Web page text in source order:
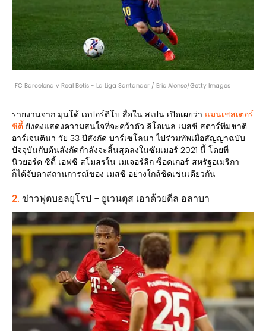
FC Barcelona v Real Betis - La Liga Santander / Eric Alonso/Getty Images
รายงานจาก มุนโด้ เดปอร์ติโบ สื่อใน สเปน เปิดเผยว่า แมนเชสเตอร์
ซิตี้ ยังคงแสดงความสนใจที่จะคว้าตัว ลิโอเนล เมสซี สตาร์ทีมชาติ
อาร์เจนตินา วัย 33 ปีสังกัด บาร์เซโลนา ไปร่วมทัพเมื่อสัญญาฉบับ
ปัจจุบันกับต้นสังกัดกำลังจะสิ้นสุดลงในซัมเมอร์ 2021 นี้ โดยที่
นิวยอร์ค ซิตี้ เอฟซี สโมสรใน เมเจอร์ลีก ซ็อคเกอร์ สหรัฐอเมริกา
ก็ได้จับตาสถานการณ์ของ เมสซี อย่างใกล้ชิดเช่นเดียวกัน
2. ข่าวฟุตบอลยุโรป - ยูเวนตุส เอาด้วยดีล อลาบา